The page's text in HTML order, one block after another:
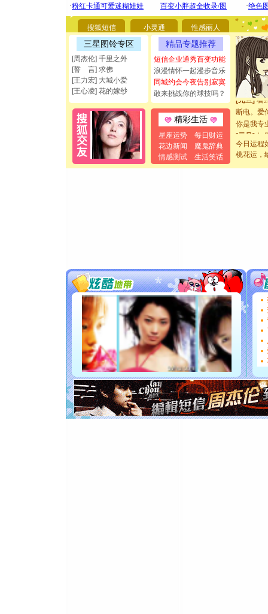
搜狐短信 小灵通 性感丽人
三星图铃专区
[周杰伦] 千里之外
[誓 言] 求佛
[王力宏] 大城小爱
[王心凌] 花的嫁纱
精品专题推荐
短信企业通秀百变功能
浪漫情怀一起漫步音乐
同城约会今夜告别寂寞
敢来挑战你的球技吗？
精彩生活
星座运势
每日财运
花边新闻
魔鬼辞典
情感测试
生活笑话
你太多
要平安！
[圣诞节]
能正大光
都要快乐
[圣诞节]
如意,快
[元旦]看
断电。爱
你是我专
[元旦] 如
起；二是
离。水晶
[元旦]当
[圣诞节]
你太多
要平安
[圣诞节]
能正大
都要快乐
[圣诞节]
如意,快
[元旦]
断电。爱
你是我专
[元旦]如
起；二是
今日运程
桃花运，